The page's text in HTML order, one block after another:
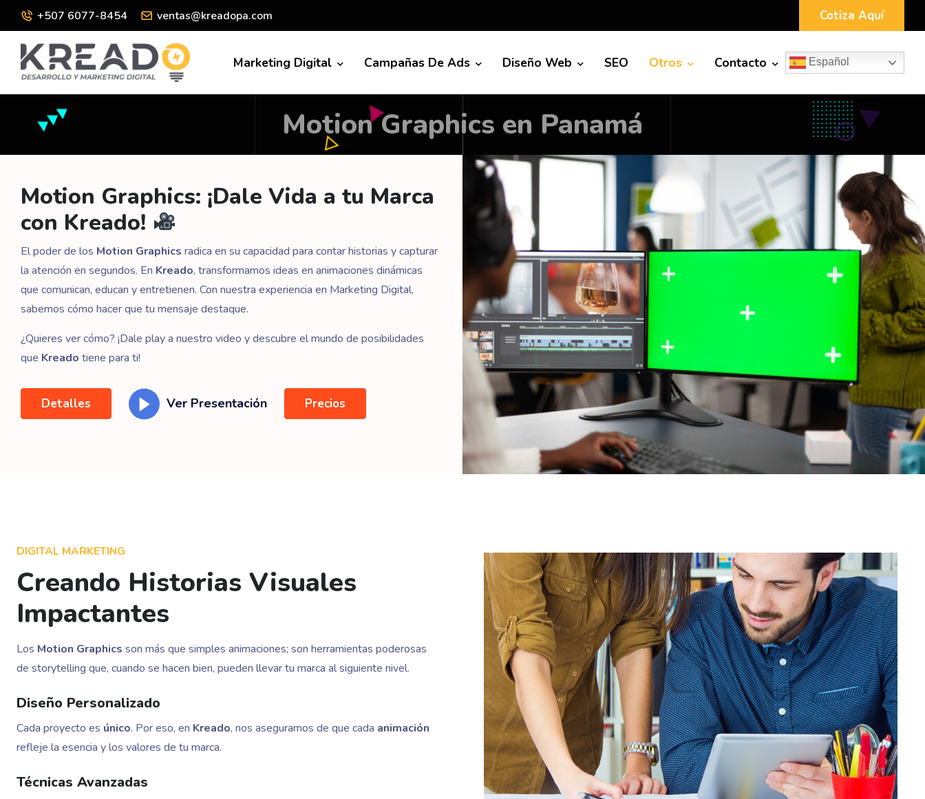
+507 6077-8454 ventas@kreadopa.com Cotiza Aquí
Marketing Digital Campañas De Ads Diseño Web SEO Otros Contacto Español
Motion Graphics en Panamá
Motion Graphics: ¡Dale Vida a tu Marca
con Kreado!
El poder de los Motion Graphics radica en su capacidad para contar historias y capturar
la atención en segundos. En Kreado, transformamos ideas en animaciones dinámicas
que comunican, educan y entretienen. Con nuestra experiencia en Marketing Digital,
sabemos cómo hacer que tu mensaje destaque.
¿Quieres ver cómo? ¡Dale play a nuestro video y descubre el mundo de posibilidades
que Kreado tiene para ti!
Detalles Ver Presentación Precios
DIGITAL MARKETING
Creando Historias Visuales
Impactantes
Los Motion Graphics son más que simples animaciones; son herramientas poderosas
de storytelling que, cuando se hacen bien, pueden llevar tu marca al siguiente nivel.
Diseño Personalizado
Cada proyecto es único. Por eso, en Kreado, nos aseguramos de que cada animación
refleje la esencia y los valores de tu marca.
Técnicas Avanzadas